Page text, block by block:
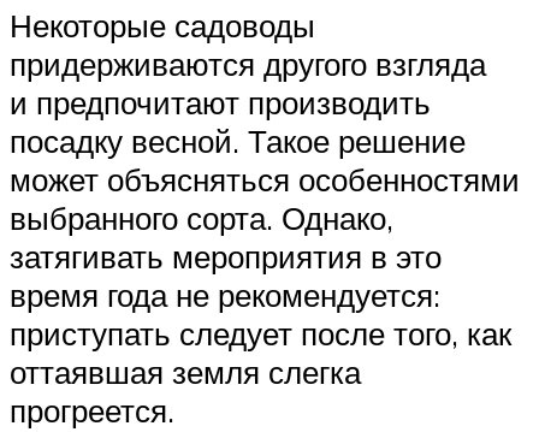
Некоторые садоводы
придерживаются другого взгляда
и предпочитают производить
посадку весной. Такое решение
может объясняться особенностями
выбранного сорта. Однако,
затягивать мероприятия в это
время года не рекомендуется:
приступать следует после того, как
оттаявшая земля слегка
прогреется.